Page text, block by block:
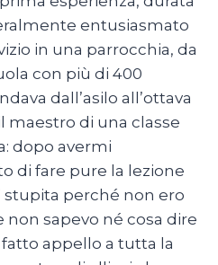
entusiasmato
in una parrocchia, da
con più di 400
dall’asilo all’ottava
maestro di una classe
dopo avermi
di fare pure la lezione
stupita perché non ero
sapevo né cosa dire
fatto appello a tutta la